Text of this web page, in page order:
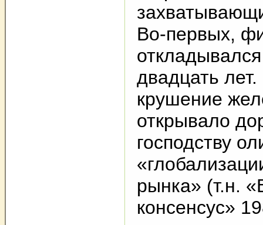
Во-первых,
двадцать
крушение
открывало
господству
рынка» (т.н.
консенсус»